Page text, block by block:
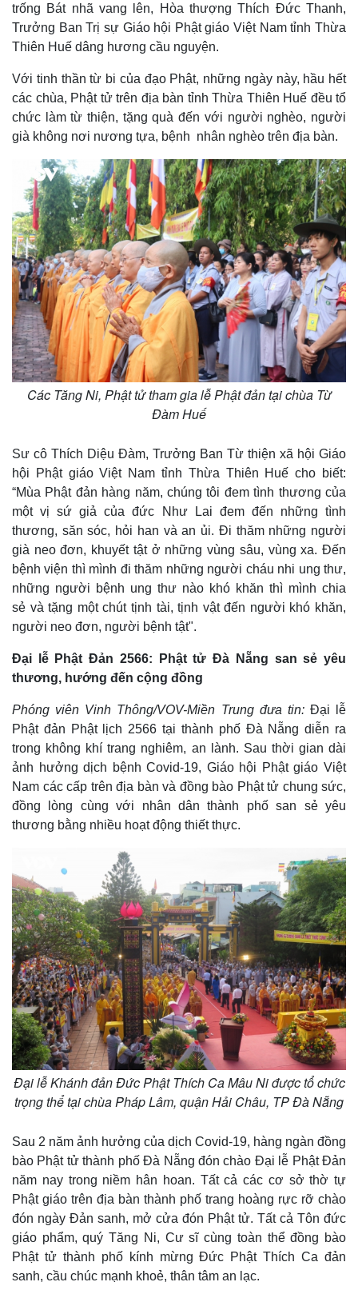
Bất động sản
Khởi nghiệp
Giá vàng
Tiêu dùng
Tỷ giá
Chứng khoán
Giá cà phê
trống Bát nhã vang lên, Hòa thượng Thích Đức Thanh,
Trưởng Ban Trị sự Giáo hội Phật giáo Việt Nam tỉnh Thừa
Thiên Huế dâng hương cầu nguyện.
Với tinh thần từ bi của đạo Phật, những ngày này, hầu hết
các chùa, Phật tử trên địa bàn tỉnh Thừa Thiên Huế đều tổ
chức làm từ thiện, tặng quà đến với người nghèo, người
già không nơi nương tựa, bệnh nhân nghèo trên địa bàn.
Các Tăng Ni, Phật tử tham gia lễ Phật đản tại chùa Từ
Đàm Huế
Sư cô Thích Diệu Đàm, Trưởng Ban Từ thiện xã hội Giáo
hội Phật giáo Việt Nam tỉnh Thừa Thiên Huế cho biết:
“Mùa Phật đản hàng năm, chúng tôi đem tình thương của
một vị sứ giả của đức Như Lai đem đến những tình
thương, săn sóc, hỏi han và an ủi. Đi thăm những người
già neo đơn, khuyết tật ở những vùng sâu, vùng xa. Đến
bệnh viện thì mình đi thăm những người cháu nhi ung thư,
những người bệnh ung thư nào khó khăn thì mình chia
sẻ và tặng một chút tịnh tài, tịnh vật đến người khó khăn,
người neo đơn, người bệnh tật".
Đại lễ Phật Đản 2566: Phật tử Đà Nẵng san sẻ yêu
thương, hướng đến cộng đồng
Phóng viên Vinh Thông/VOV-Miền Trung đưa tin:Đại lễ
Phật đản Phật lịch 2566 tại thành phố Đà Nẵng diễn ra
trong không khí trang nghiêm, an lành. Sau thời gian dài
ảnh hưởng dịch bệnh Covid-19, Giáo hội Phật giáo Việt
Nam các cấp trên địa bàn và đồng bào Phật tử chung sức,
đồng lòng cùng với nhân dân thành phố san sẻ yêu
thương bằng nhiều hoạt động thiết thực.
Đại lễ Khánh đản Đức Phật Thích Ca Mâu Ni được tổ chức
trọng thể tại chùa Pháp Lâm, quận Hải Châu, TP Đà Nẵng
Sau 2 năm ảnh hưởng của dịch Covid-19, hàng ngàn đồng
bào Phật tử thành phố Đà Nẵng đón chào Đại lễ Phật Đản
năm nay trong niềm hân hoan. Tất cả các cơ sở thờ tự
Phật giáo trên địa bàn thành phố trang hoàng rực rỡ chào
đón ngày Đản sanh, mở cửa đón Phật tử. Tất cả Tôn đức
giáo phẩm, quý Tăng Ni, Cư sĩ cùng toàn thể đồng bào
Phật tử thành phố kính mừng Đức Phật Thích Ca đản
sanh, cầu chúc mạnh khoẻ, thân tâm an lạc.